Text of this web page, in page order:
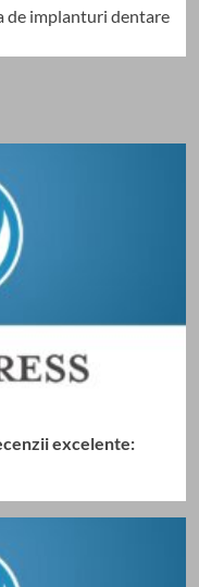
de implanturi dentare
excelente: